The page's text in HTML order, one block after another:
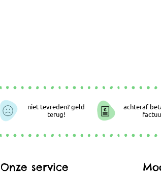
niet tevreden? geld
terug!
achteraf
Onze service